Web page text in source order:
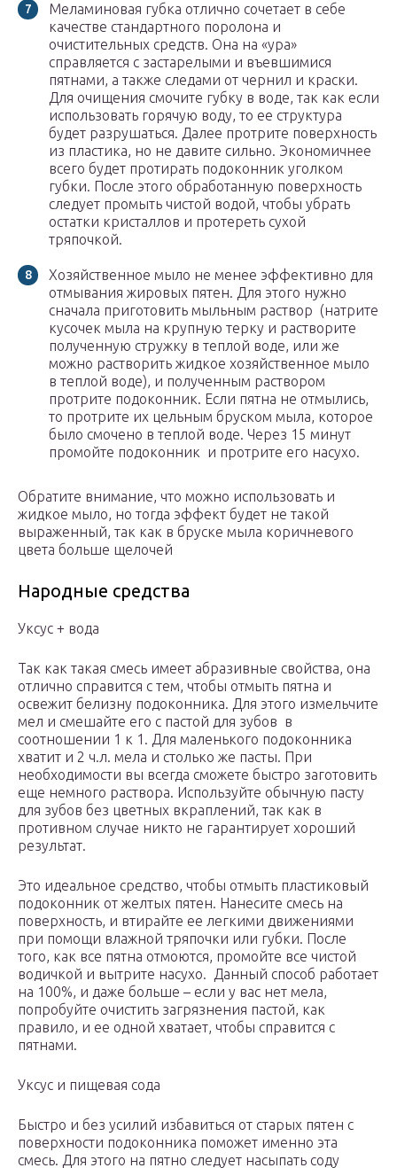
Меламиновая губка отлично сочетает в себе
качестве стандартного поролона и
очистительных средств. Она на «ура»
справляется с застарелыми и въевшимися
пятнами, а также следами от чернил и краски.
Для очищения смочите губку в воде, так как если
использовать горячую воду, то ее структура
будет разрушаться. Далее протрите поверхность
из пластика, но не давите сильно. Экономичнее
всего будет протирать подоконник уголком
губки. После этого обработанную поверхность
следует промыть чистой водой, чтобы убрать
остатки кристаллов и протереть сухой
тряпочкой.
Хозяйственное мыло не менее эффективно для
отмывания жировых пятен. Для этого нужно
сначала приготовить мыльным раствор (натрите
кусочек мыла на крупную терку и растворите
полученную стружку в теплой воде, или же
можно растворить жидкое хозяйственное мыло
в теплой воде), и полученным раствором
протрите подоконник. Если пятна не отмылись,
то протрите их цельным бруском мыла, которое
было смочено в теплой воде. Через 15 минут
промойте подоконник и протрите его насухо.
Обратите внимание, что можно использовать и
жидкое мыло, но тогда эффект будет не такой
выраженный, так как в бруске мыла коричневого
цвета больше щелочей
Народные средства
Уксус + вода
Так как такая смесь имеет абразивные свойства, она
отлично справится с тем, чтобы отмыть пятна и
освежит белизну подоконника. Для этого измельчите
мел и смешайте его с пастой для зубов в
соотношении 1 к 1. Для маленького подоконника
хватит и 2 ч.л. мела и столько же пасты. При
необходимости вы всегда сможете быстро заготовить
еще немного раствора. Используйте обычную пасту
для зубов без цветных вкраплений, так как в
противном случае никто не гарантирует хороший
результат.
Это идеальное средство, чтобы отмыть пластиковый
подоконник от желтых пятен. Нанесите смесь на
поверхность, и втирайте ее легкими движениями
при помощи влажной тряпочки или губки. После
того, как все пятна отмоются, промойте все чистой
водичкой и вытрите насухо. Данный способ работает
на 100%, и даже больше – если у вас нет мела,
попробуйте очистить загрязнения пастой, как
правило, и ее одной хватает, чтобы справится с
пятнами.
Уксус и пищевая сода
Быстро и без усилий избавиться от старых пятен с
поверхности подоконника поможет именно эта
смесь. Для этого на пятно следует насыпать соду